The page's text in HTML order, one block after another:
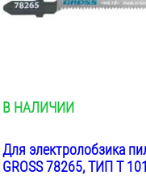
В НАЛИЧИИ
Для электролобзика
GROSS 78265, ТИП T